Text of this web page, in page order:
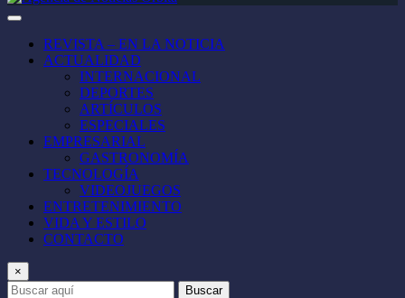
REVISTA – EN LA NOTICIA
ACTUALIDAD
INTERNACIONAL
DEPORTES
ARTÍCULOS
ESPECIALES
EMPRESARIAL
GASTRONOMÍA
TECNOLOGÍA
VIDEOJUEGOS
ENTRETENIMIENTO
VIDA Y ESTILO
CONTACTO
×
Buscar